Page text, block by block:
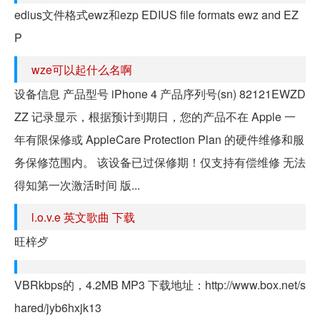
edius文件格式ewz和ezp EDIUS file formats ewz and EZ
P
wze可以起什么名啊
设备信息 产品型号 iPhone 4 产品序列号(sn) 82121EWZD
ZZ 记录显示，根据预计到期日，您的产品不在 Apple 一
年有限保修或 AppleCare Protection Plan 的硬件维修和服
务保修范围内。 该设备已过保修期！仅支持有偿维修 无法
得知第一次激活时间 版...
l.o.v.e 英文歌曲 下载
旺梓歺
VBRkbps的，4.2MB MP3 下载地址：http://www.box.net/s
hared/jyb6hxjk13